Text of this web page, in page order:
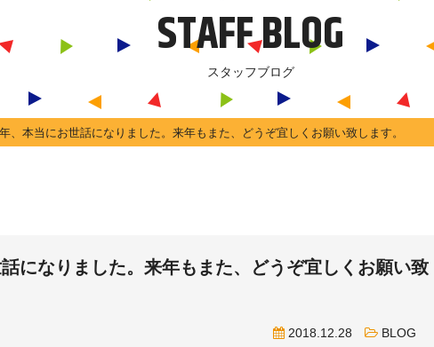
STAFF BLOG
スタッフブログ
、本当にお世話になりました。来年もまた、どうぞ宜しくお願い致します。
になりました。来年もまた、どうぞ宜しくお願い致
2018.12.28 BLOG